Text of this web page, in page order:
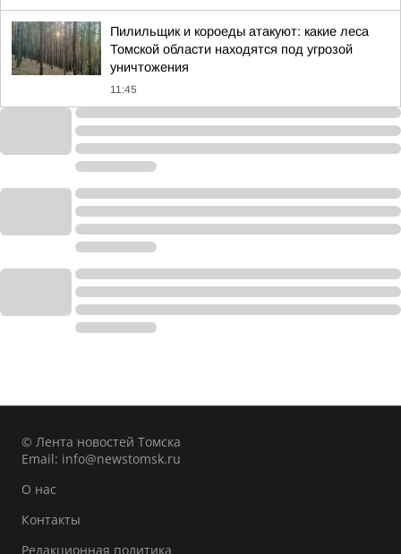
Пилильщик и короеды атакуют: какие леса
Томской области находятся под угрозой
уничтожения
11:45
© Лента новостей Томска
Email: info@newstomsk.ru
О нас
Контакты
Редакционная политика